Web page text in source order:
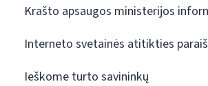
Krašto apsaugos ministerijos
Interneto svetainės atitikties
Ieškome turto savininkų